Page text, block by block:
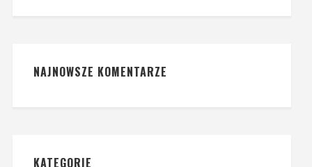
NAJNOWSZE KOMENTARZE
KATEGORIE